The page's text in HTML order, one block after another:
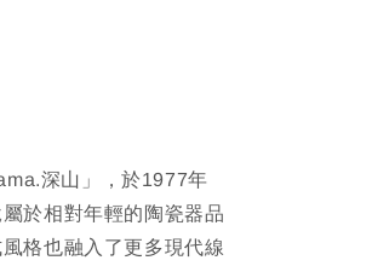
深山」，於1977年
於相對年輕的陶瓷器品
格也融入了更多現代線